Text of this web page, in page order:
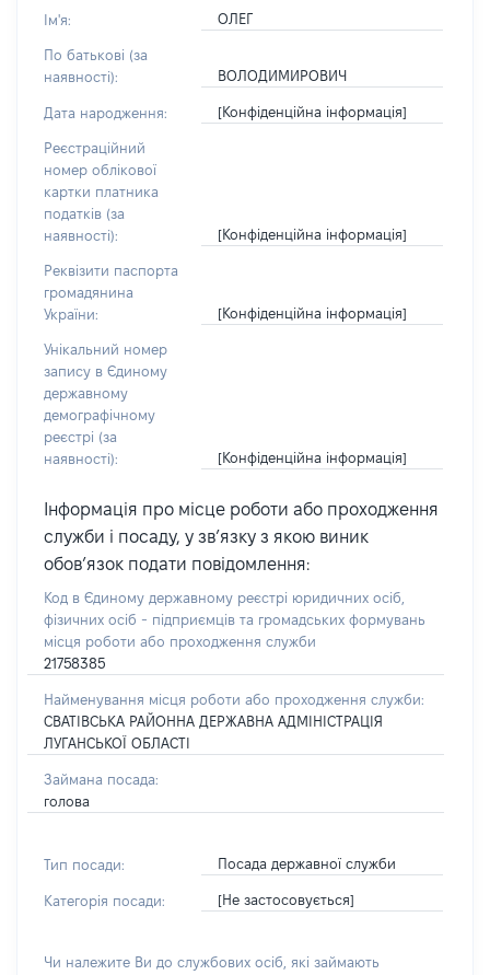
Ім'я: ОЛЕГ
По батькові (за
наявності):
ВОЛОДИМИРОВИЧ
Дата народження: [Конфіденційна інформація]
Реєстраційний
номер облікової
картки платника
податків (за
наявності):
[Конфіденційна інформація]
Реквізити паспорта
громадянина
України:
[Конфіденційна інформація]
Унікальний номер
запису в Єдиному
державному
демографічному
реєстрі (за
наявності):
[Конфіденційна інформація]
Інформація про місце роботи або проходження
служби і посаду, у зв’язку з якою виник
обов’язок подати повідомлення:
Код в Єдиному державному реєстрі юридичних осіб,
фізичних осіб - підприємців та громадських формувань
місця роботи або проходження служби
21758385
Найменування місця роботи або проходження служби:
СВАТІВСЬКА РАЙОННА ДЕРЖАВНА АДМІНІСТРАЦІЯ
ЛУГАНСЬКОЇ ОБЛАСТІ
Займана посада:
голова
Тип посади: Посада державної служби
Категорія посади: [Не застосовується]
Чи належите Ви до службових осіб, які займають